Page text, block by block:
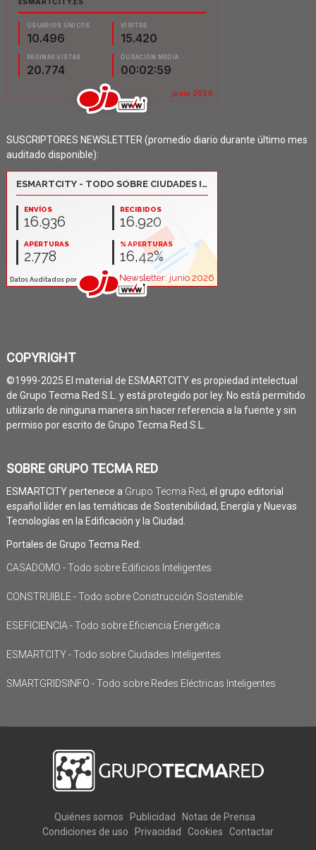
SUSCRIPTORES NEWSLETTER (promedio diario durante último mes
auditado disponible):
COPYRIGHT
©1999-2025 El material de ESMARTCITY es propiedad intelectual
de Grupo Tecma Red S.L. y está protegido por ley. No está permitido
utilizarlo de ninguna manera sin hacer referencia a la fuente y sin
permiso por escrito de Grupo Tecma Red S.L.
SOBRE GRUPO TECMA RED
ESMARTCITY pertenece a Grupo Tecma Red, el grupo editorial
español líder en las temáticas de Sostenibilidad, Energía y Nuevas
Tecnologías en la Edificación y la Ciudad.
Portales de Grupo Tecma Red:
CASADOMO - Todo sobre Edificios Inteligentes
CONSTRUIBLE - Todo sobre Construcción Sostenible
ESEFICIENCIA - Todo sobre Eficiencia Energética
ESMARTCITY - Todo sobre Ciudades Inteligentes
SMARTGRIDSINFO - Todo sobre Redes Eléctricas Inteligentes
Quiénes somos Publicidad
Notas de Prensa
Condiciones de uso
Privacidad Cookies Contactar